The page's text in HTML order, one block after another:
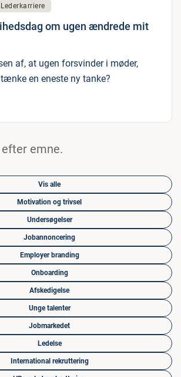
Lederkarriere
om ugen ændrede mit
af, at ugen forsvinder i møder,
en eneste ny tanke?
emne.
Vis alle
Motivation og trivsel
Undersøgelser
Jobannoncering
Employer branding
Onboarding
Afskedigelse
Unge talenter
Jobmarkedet
Ledelse
International rekruttering